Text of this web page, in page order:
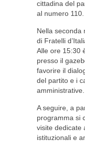
cittadina del
al numero 110.
Nella seconda
di Fratelli
Alle ore 15:30
presso il
favorire il
del partito e i
amministrative.
A seguire, a
programma si
visite dedicate
istituzionali e